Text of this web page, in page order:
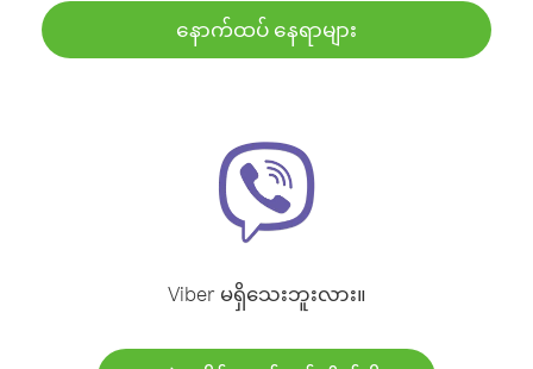
နောက်ထပ် နေရာများ
Viber မရှိသေးဘူးလား။